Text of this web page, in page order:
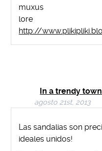
muxus
lore
http://
In a trendy town
agosto 21st, 2013
Las sandalias son
ideales unidos!